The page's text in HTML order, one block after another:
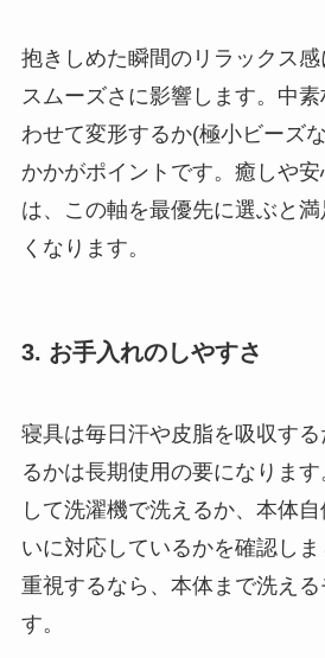
抱きしめた瞬間のリラックス
スムーズさに影響します。中
わせて変形するか(極小ビーズ
かかがポイントです。癒しや安
は、この軸を最優先に選ぶと
くなります。
3. お手入れのしやすさ
寝具は毎日汗や皮脂を吸収す
るかは長期使用の要になりま
して洗濯機で洗えるか、本体
いに対応しているかを確認し
重視するなら、本体まで洗え
す。